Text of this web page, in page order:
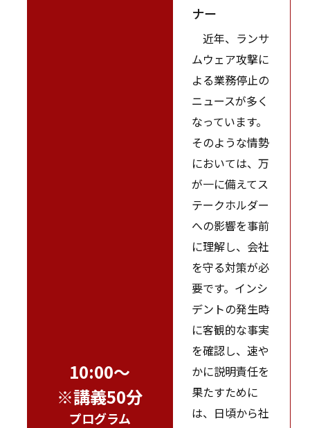
10:00～
※講義50分
プログラム
ナー
近年、ランサ
ムウェア攻撃に
よる業務停止の
ニュースが多く
なっています。
そのような情勢
においては、万
が一に備えてス
テークホルダー
への影響を事前
に理解し、会社
を守る対策が必
要です。インシ
デントの発生時
に客観的な事実
を確認し、速や
かに説明責任を
果たすために
は、日頃から社